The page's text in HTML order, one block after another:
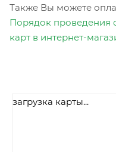
Также Вы можете
Порядок проведения
карт в интернет-
загрузка карты...